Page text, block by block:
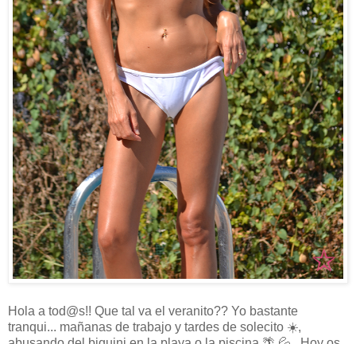
Hola a tod@s!! Que tal va el veranito?? Yo bastante
tranqui... mañanas de trabajo y tardes de solecito ☀️,